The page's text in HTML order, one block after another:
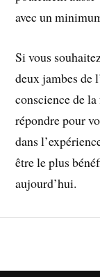
avec un
Si vous
deux jambes de
conscience de
répondre pour
dans
être le plus
aujourd’hui.